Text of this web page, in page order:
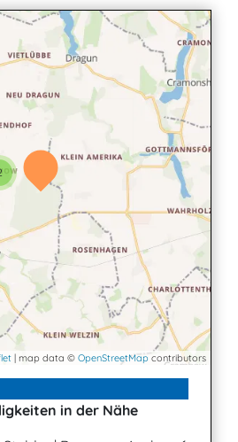
| map data © OpenStreetMap contributors
in der Nähe